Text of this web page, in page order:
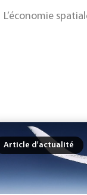
le bâtiment,
L’économie
Article d'actualité